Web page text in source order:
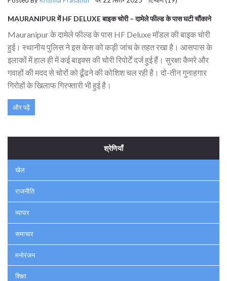
MAURANIPUR में HF DELUXE बाइक चोरी – दामेले फील्ड के पास घटी चौंकाने
Mauranipur के दामेले फील्ड के पास HF Deluxe मॉडल की बाइक चोरी
हुई। स्थानीय पुलिस ने इस केस को कड़ी जांच के तहत रखा है। आसपास के
इलाकों में हाल ही में कई बाइक्स की चोरी रिपोर्टें दर्ज हुई हैं। सुरक्षा कैमरे और
गवाहों की मदद से चोरों को ढूँढने की कोशिश चल रही है। दो-तीन गुनाहगार
गिरोहों के खिलाफ गिरफ्तारी भी हुई है।
और पढ़ें
श्रेणियाँ
खेल
राजनीति
व्यापार
समाचार
मनोरंजन
शिक्षा